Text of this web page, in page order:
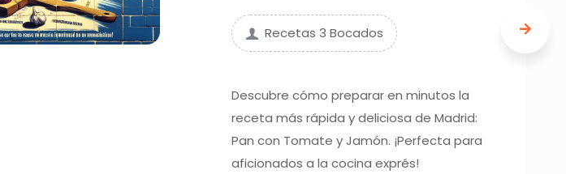
Recetas 3 Bocados
Descubre cómo preparar en minutos la
receta más rápida y deliciosa de Madrid:
Pan con Tomate y Jamón. ¡Perfecta para
aficionados a la cocina exprés!